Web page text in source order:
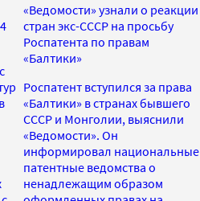
«Ведомости» узнали о реакции
стран экс-СССР на просьбу
Роспатента по правам
«Балтики»
Роспатент вступился за права
«Балтики» в странах бывшего
СССР и Монголии, выяснили
«Ведомости». Он
информировал национальные
патентные ведомства о
ненадлежащим образом